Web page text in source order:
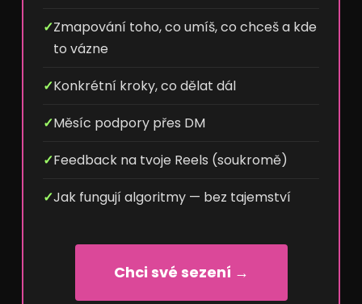
✓Zmapování toho, co umíš, co chceš a kde
to vázne
✓Konkrétní kroky, co dělat dál
✓Měsíc podpory přes DM
✓Feedback na tvoje Reels (soukromě)
✓Jak fungují algoritmy — bez tajemství
Chci své sezení →